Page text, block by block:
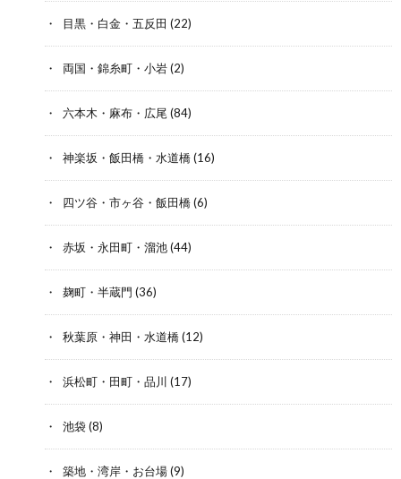
目黒・白金・五反田 (22)
両国・錦糸町・小岩(2)
六本木・麻布・広尾 (84)
神楽坂・飯田橋・水道橋(16)
四ツ谷・市ヶ谷・飯田橋(6)
赤坂・永田町・溜池(44)
麹町・半蔵門 (36)
秋葉原・神田・水道橋(12)
浜松町・田町・品川 (17)
池袋(8)
築地・湾岸・お台場(9)